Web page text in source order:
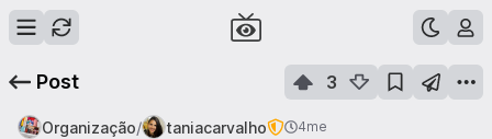
Post 3
Organização/ taniacarvalho 4me